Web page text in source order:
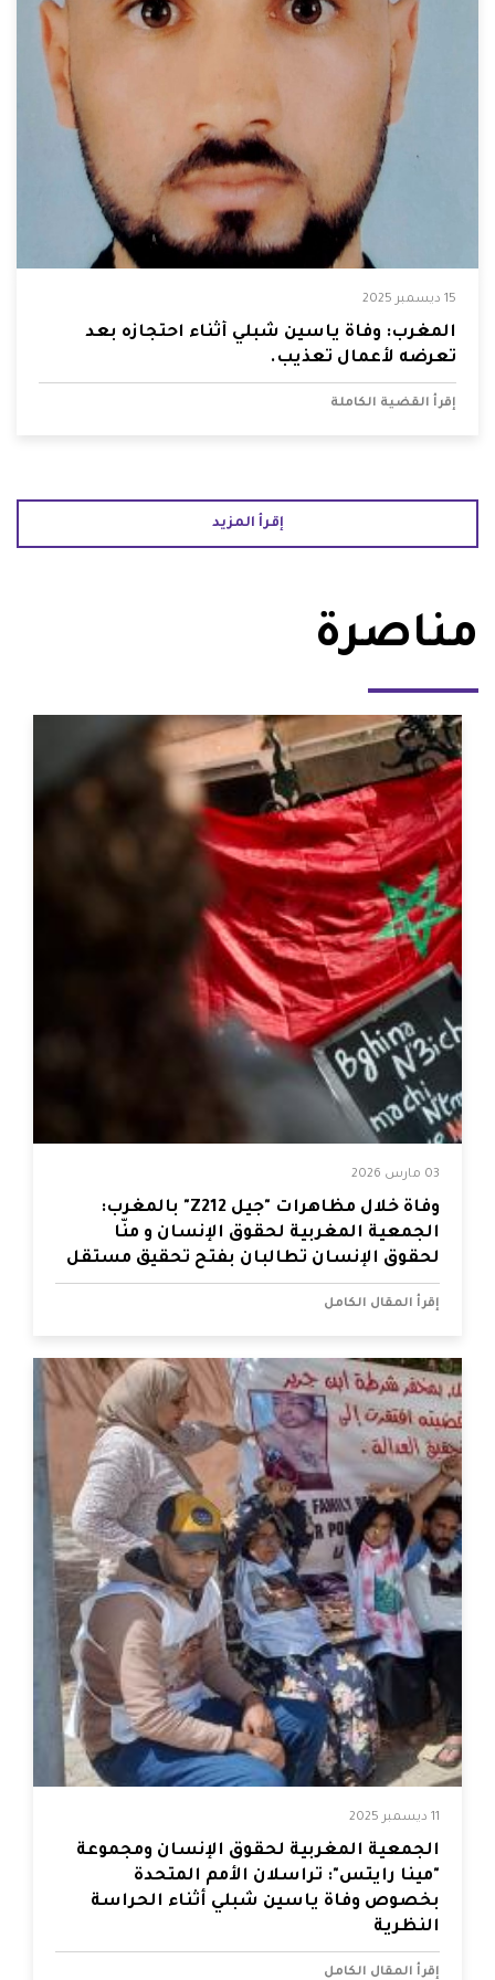
15 ديسمبر 2025
المغرب: وفاة ياسين شبلي أثناء احتجازه بعد
تعرضه لأعمال تعذيب.
إقرأ القضية الكاملة
إقرأ المزيد
مناصرة
03 مارس 2026
وفاة خلال مظاهرات "جيل Z212" بالمغرب:
الجمعية المغربية لحقوق الإنسان و منّا
لحقوق الإنسان تطالبان بفتح تحقيق مستقل
إقرأ المقال الكامل
11 ديسمبر 2025
الجمعية المغربية لحقوق الإنسان ومجموعة
"مينا رايتس": تراسلان الأمم المتحدة
بخصوص وفاة ياسين شبلي أثناء الحراسة
النظرية
إقرأ المقال الكامل